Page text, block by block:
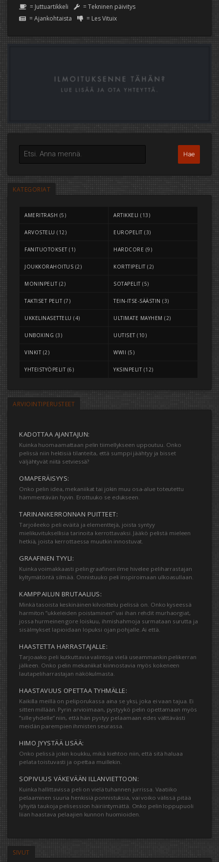
= Juttuartikkeli
= Tekninen päivitys
= Ajankohtaista
= Les Vituix
KATEGORIAT
AMERITRASH (5) ARTIKKELI (13)
ARVOSTELU (12) EUROPELIT (3)
FANITUOTOKSET (1) HARDCORE (9)
JOUKKORAHOITUS (2) KORTTIPELIT (2)
MONINPELIT (2) SOTAPELIT (5)
TAKTISET PELIT (7) TEIN-ITSE-SÄÄSTIN (3)
UKKELINASETTELU (4) ULTIMATE MAYHEM (2)
UNBOXING (3) UUTISET (10)
VINKIT (2) WWII (5)
YHTEISTYÖPELIT (6) YKSINPELIT (12)
ARVIOINTIPERUSTEET
KADOTTAA AJANTAJUN:
Kuinka huomaamattaan pelin tiimellykseen uppoutuu. Onko
pelissä niin hektisiä tilanteita, että sumppi jäähtyy ja bisset
väljähtyvät niitä setviessä?
OMAPERÄISYYS:
Onko pelin idea, mekaniikat tai jokin muu osa-alue toteutettu
hämmentävän hyvin. Erottuuko se edukseen.
TARINANKERRONNAN PUITTEET:
Tarjoileeko peli eväitä ja elementtejä, joista syntyy
mielikuvituksellisia tarinoita kerrottavaksi. Jääkö pelistä mieleen
hetkiä, joista kerrottaessa muutkin innostuvat.
GRAAFINEN TYYLI:
Kuinka voimakkaasti pelin graafinen ilme hivelee peliharrastajan
kyltymätöntä silmää. Onnistuuko peli inspiroimaan ulkoasullaan.
KAMPPAILUN BRUTAALIUS:
Minkä tasoista keskinäinen kilvoittelu pelissä on. Onko kyseessä
harmiton ”ukkeleiden poistaminen” vai ihan rehdit murhaorgiat,
jossa hurmeinen gore loiskuu, ihmishahmoja surmataan surutta ja
sisälmykset lapioidaan lopuksi ojan pohjalle. Ai että.
HAASTETTA HARRASTAJALLE:
Tarjoaako peli kutkuttavia valintoja vielä useammankin pelikerran
jälkeen. Onko pelin mekaniikat kiinnostavia myös kokeneen
lautapeliharrastajan näkökulmasta.
HAASTAVUUS OPETTAA TYHMÄLLE:
Kaikilla meillä on peliporukassa aina se yksi, joka ei vaan tajua. Ei
sitten millään. Pyrin arvioimaan, pystyykö pelin opettamaan myös
”sille yhdelle” niin, että hän pystyy pelaamaan edes välttävästi
meidän parempien ihmisten seurassa.
HIMO JYYSTÄÄ LISÄÄ:
Onko pelissä jokin koukku, mikä kiehtoo niin, että sitä haluaa
pelata toistuvasti ja opettaa muillekin.
SOPIVUUS VÄKEVÄÄN ILLANVIETTOON:
Kuinka hallittavissa peli on vielä tuhannen jurrissa. Vaatiiko
pelaaminen suuria henkisiä ponnistuksia, vai voiko välissä pitää
lyhyitä taukoja pelisession häiriintymättä. Onko pelin loppupuoli
liian haastava pelaajien kunnon huomioiden.
SIVUT